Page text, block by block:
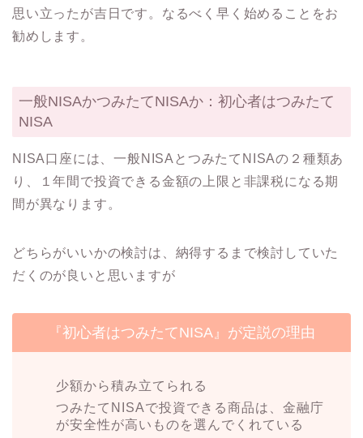
思い立ったが吉日です。なるべく早く始めることをお
勧めします。
一般NISAかつみたてNISAか：初心者はつみたて
NISA
NISA口座には、一般NISAとつみたてNISAの２種類あ
り、１年間で投資できる金額の上限と非課税になる期
間が異なります。
どちらがいいかの検討は、納得するまで検討していた
だくのが良いと思いますが
『初心者はつみたてNISA』が定説の理由
少額から積み立てられる
つみたてNISAで投資できる商品は、金融庁
が安全性が高いものを選んでくれている